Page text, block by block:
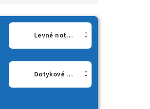
Levné notebooky pro studenty
Dotykové notebooky